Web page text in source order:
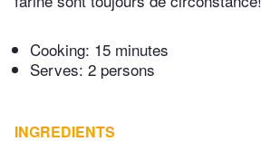
Cooking: 15 minutes
Serves: 2 persons
INGREDIENTS